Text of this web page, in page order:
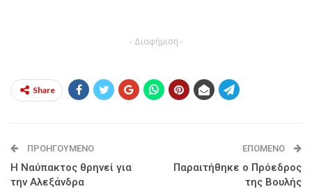
- Διαφήμιση -
Share
ΠΡΟΗΓΟΎΜΕΝΟ
Η Ναύπακτος θρηνεί για
την Αλεξάνδρα
ΕΠΌΜΕΝΟ
Παραιτήθηκε ο Πρόεδρος
της Βουλής